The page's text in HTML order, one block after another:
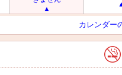
カレンダー